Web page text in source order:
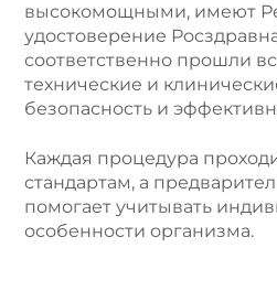
высокомощными, имеют
удостоверение
соответственно прошли
технические и
безопасность и
Каждая процедура
стандартам, а
помогает учитывать
особенности организма.